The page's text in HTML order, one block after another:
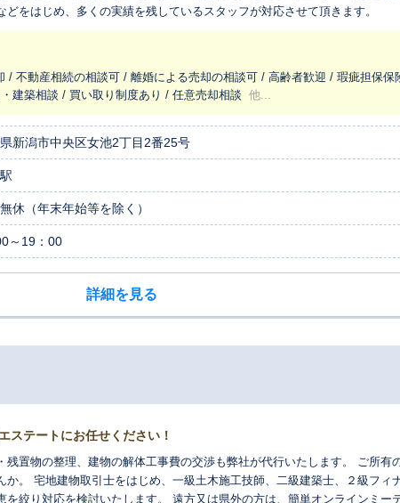
をはじめ、多くの実績を残しているスタッフが対応させて頂きます。
/ 不動産相続の相談可 / 離婚による売却の相談可 / 高齢者歓迎 / 瑕疵担保保
建築相談 / 買い取り制度あり / 任意売却相談 他...
新潟市中央区女池2丁目2番25号
休（年末年始等を除く）
～19：00
詳細を見る
ステートにお任せください！
の整理、建物の解体工事費の交渉も弊社が代行いたします。 ご所有の不動産
か。 宅地建物取引士をはじめ、一級土木施工技師、二級建築士、２級フィ
遠方又は県外の方は、簡単オンラインミーテイング